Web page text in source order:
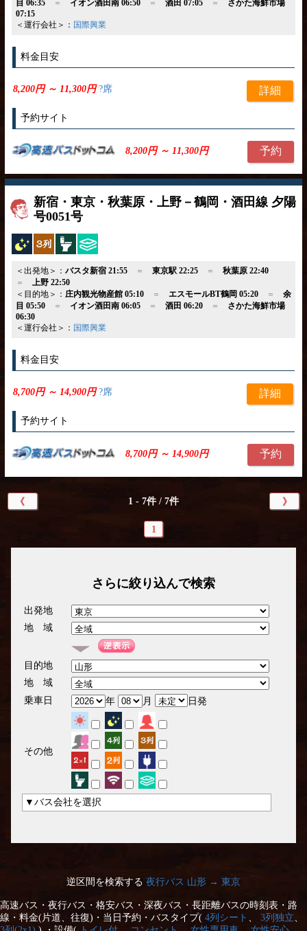
目 06:35＝ イオン酒田南 06:50＝ 酒田 07:05＝
さかた海鮮市場
07:15
＜運行会社＞： 国際興業
料金目安
8,200円 ～ 11,300円?席 詳細
予約サイト
8,200円 ～ 11,300円 予約
新宿・東京・秋葉原・上野－鶴岡・酒田線 夕陽
号0051号
夜行バス独立3列トイレ付
＜出発地＞： バスタ新宿 21:55＝ 東京駅 22:25＝ 秋葉原 22:40
＝ 上野 22:50
＜目的地＞： 庄内観光物産館 05:10＝ エスモールBT鶴岡 05:20＝ 余
目 05:50＝ イオン酒田南 06:05＝ 酒田 06:20＝
さかた海鮮市場
06:30
＜運行会社＞： 国際興業
料金目安
8,700円 ～ 14,900円?席 詳細
予約サイト
8,700円 ～ 14,900円 予約
《 1 - 7件 / 7件 》
1
さらに絞り込んで検索
出発地
地 域
目的地
地 域
乗車日
年 月 日発
その他
▼バス会社を選択
逆区間を検索する 夜行バス 山形 → 東京
高速バス・夜行バス・格安バス・深夜バス・長距離バスの時刻表・路
線・料金(片道、往復)・当日予約・バスタイプ( 4列シート 3列独立